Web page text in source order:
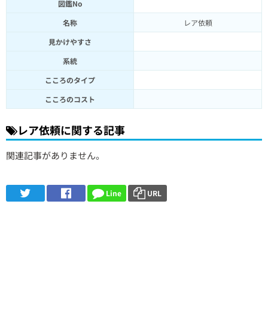
図鑑No
名称
レア依頼
見かけやすさ
系統
こころのタイプ
こころのコスト
レア依頼に関する記事
関連記事がありません。
Line URL